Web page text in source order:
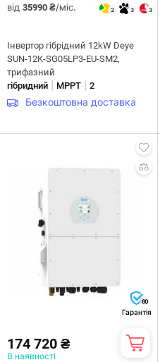
від 35990 ₴/міс. 2 3 3
Інвертор гібрідний 12kW Deye
SUN-12K-SG05LP3-EU-SM2,
трифазний
гібридний
MPPT 2
Безкоштовна доставка
60
Гарантія
174 720 ₴
В наявності